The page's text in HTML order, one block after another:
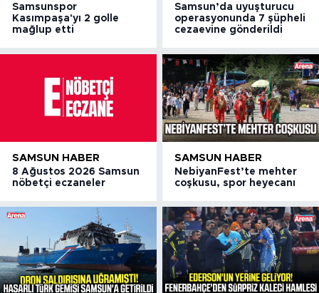
Samsunspor
Kasımpaşa'yı 2 golle
mağlup etti
Samsun’da uyuşturucu
operasyonunda 7 şüpheli
cezaevine gönderildi
SAMSUN HABER
8 Ağustos 2026 Samsun
nöbetçi eczaneler
SAMSUN HABER
NebiyanFest’te mehter
coşkusu, spor heyecanı